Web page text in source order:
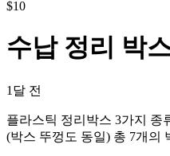
$10
수납 정리 박
1달 전
플라스틱 정리박스 3가지 종
(박스 뚜껑도 동일) 총 7개의